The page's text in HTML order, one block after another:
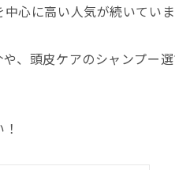
心に高い人気が続いていま
、頭皮ケアのシャンプー